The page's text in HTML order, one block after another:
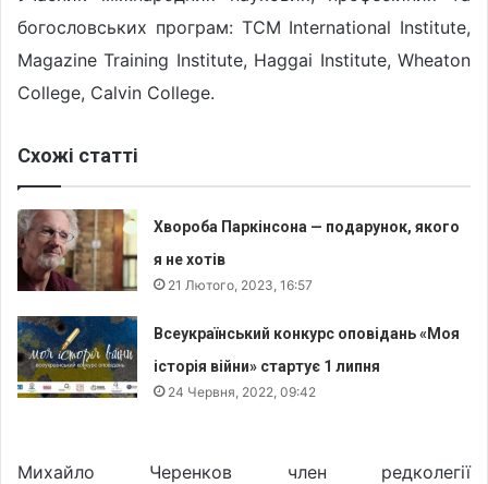
богословських програм: TCM International Institute,
Magazine Training Institute, Haggai Institute, Wheaton
College, Calvin College.
Схожі статті
Хвороба Паркінсона — подарунок, якого
я не хотів
21 Лютого, 2023, 16:57
Всеукраїнський конкурс оповідань «Моя
історія війни» стартує 1 липня
24 Червня, 2022, 09:42
Михайло Черенков член редколегії